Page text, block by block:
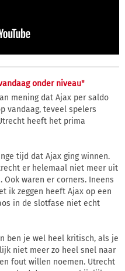
onder niveau"
mening dat Ajax per saldo
vandaag, teveel spelers
heeft het prima
tijd dat Ajax ging winnen.
er helemaal niet meer uit
waren er corners. Ineens
ik zeggen heeft Ajax op een
in de slotfase niet echt
ben je wel heel kritisch, als je
niet meer zo heel snel naar
fout willen noemen. Utrecht